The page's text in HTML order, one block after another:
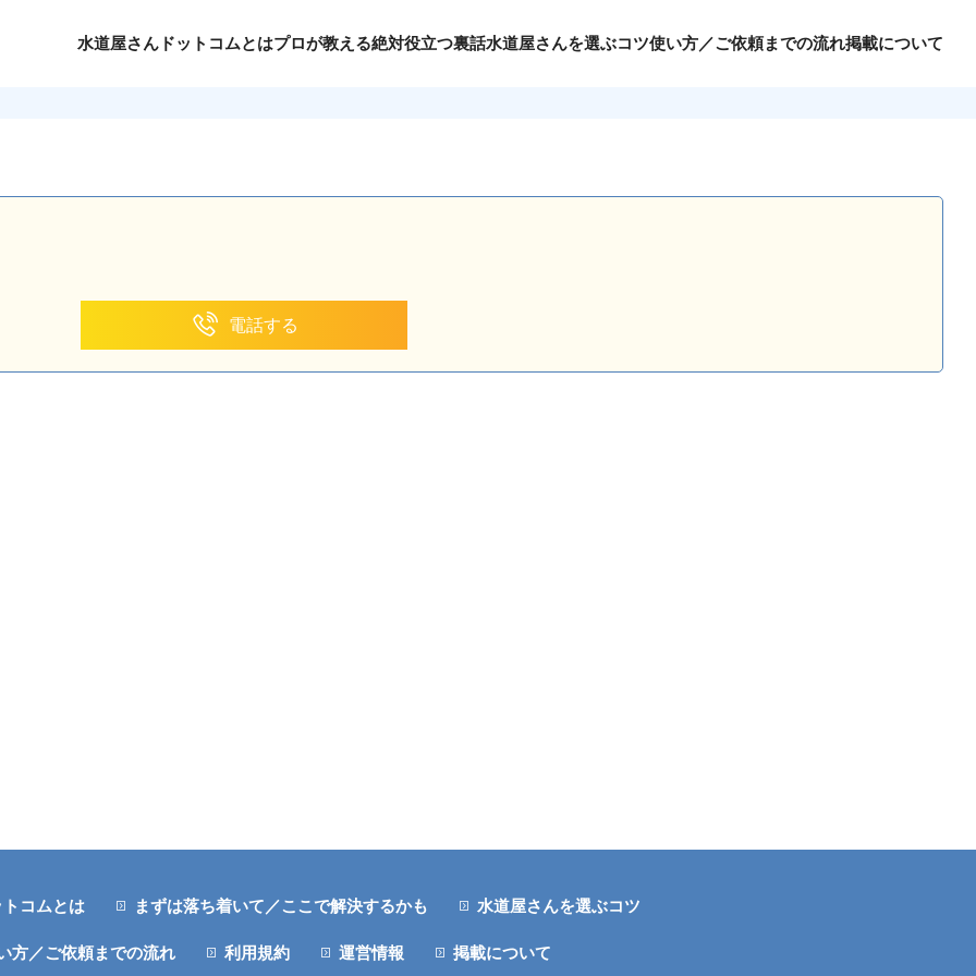
水道屋さんドットコムとはプロが教える絶対役立つ裏話水道屋さんを選ぶコツ使い方／ご依頼までの流れ掲載について
電話する
コムとは まずは落ち着いて／ここで解決するかも 水道屋さんを選ぶコツ
方／ご依頼までの流れ 利用規約 運営情報 掲載について